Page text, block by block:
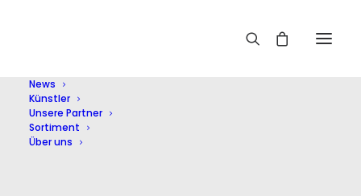
News
Künstler
Unsere Partner
Sortiment
Über uns